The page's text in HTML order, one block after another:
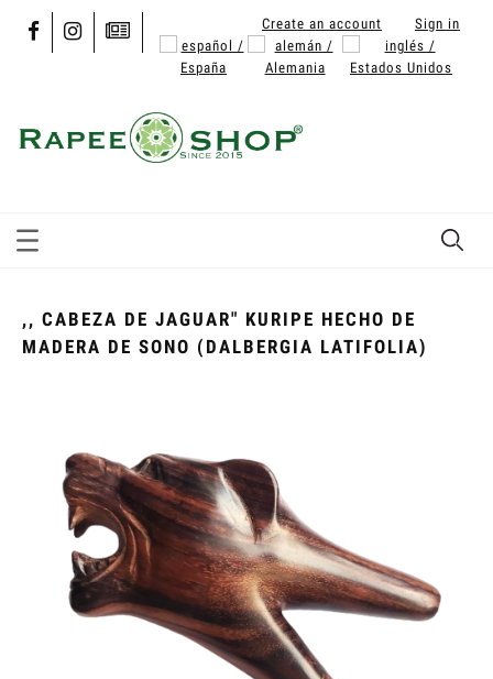
Create an account Sign in
,, CABEZA DE JAGUAR" KURIPE HECHO DE
MADERA DE SONO (DALBERGIA LATIFOLIA)